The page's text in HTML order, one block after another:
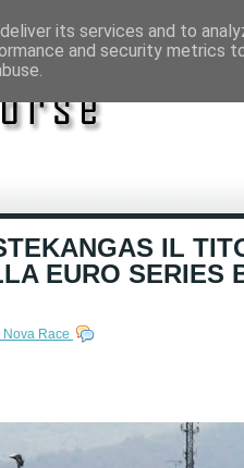
IL
EURO SERIES
Nova Race
its services and to
and security metrics